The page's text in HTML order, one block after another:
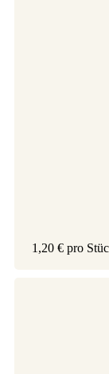
1,20 € pro